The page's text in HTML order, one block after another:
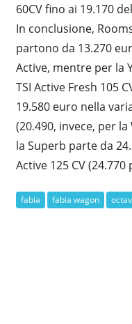
60CV fino ai 19.170
In conclusione,
partono da 13.270
Active, mentre per la
TSI Active Fresh 105
19.580 euro nella
(20.490, invece, per
la Superb parte da
Active 125 CV (24.770
fabia fabia wagon